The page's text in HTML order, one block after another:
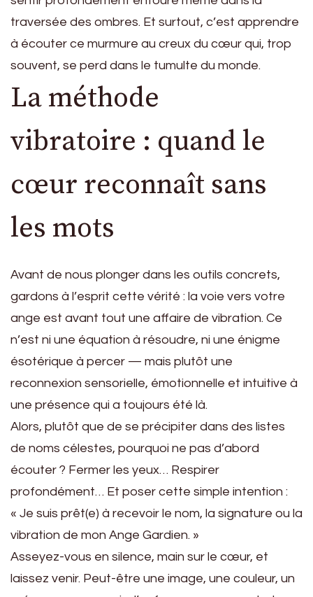
traversée des ombres. Et surtout, c’est apprendre
à écouter ce murmure au creux du cœur qui, trop
souvent, se perd dans le tumulte du monde.
La méthode
vibratoire : quand le
cœur reconnaît sans
les mots
Avant de nous plonger dans les outils concrets,
gardons à l’esprit cette vérité : la voie vers votre
ange est avant tout une affaire de vibration. Ce
n’est ni une équation à résoudre, ni une énigme
ésotérique à percer — mais plutôt une
reconnexion sensorielle, émotionnelle et intuitive à
une présence qui a toujours été là.
Alors, plutôt que de se précipiter dans des listes
de noms célestes, pourquoi ne pas d’abord
écouter ? Fermer les yeux… Respirer
profondément… Et poser cette simple intention :
« Je suis prêt(e) à recevoir le nom, la signature ou la
vibration de mon Ange Gardien. »
Asseyez-vous en silence, main sur le cœur, et
laissez venir. Peut-être une image, une couleur, un